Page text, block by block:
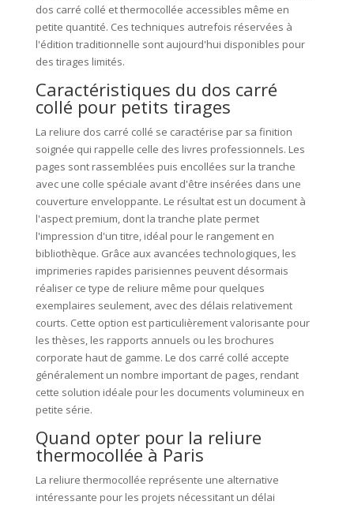
dos carré collé et thermocollée accessibles même en
petite quantité. Ces techniques autrefois réservées à
l'édition traditionnelle sont aujourd'hui disponibles pour
des tirages limités.
Caractéristiques du dos carré
collé pour petits tirages
La reliure dos carré collé se caractérise par sa finition
soignée qui rappelle celle des livres professionnels. Les
pages sont rassemblées puis encollées sur la tranche
avec une colle spéciale avant d'être insérées dans une
couverture enveloppante. Le résultat est un document à
l'aspect premium, dont la tranche plate permet
l'impression d'un titre, idéal pour le rangement en
bibliothèque. Grâce aux avancées technologiques, les
imprimeries rapides parisiennes peuvent désormais
réaliser ce type de reliure même pour quelques
exemplaires seulement, avec des délais relativement
courts. Cette option est particulièrement valorisante pour
les thèses, les rapports annuels ou les brochures
corporate haut de gamme. Le dos carré collé accepte
généralement un nombre important de pages, rendant
cette solution idéale pour les documents volumineux en
petite série.
Quand opter pour la reliure
thermocollée à Paris
La reliure thermocollée représente une alternative
intéressante pour les projets nécessitant un délai